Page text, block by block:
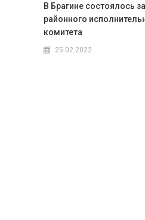
В Брагине состоялось
районного
комитета
25.02.2022